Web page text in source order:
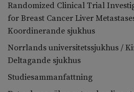
Randomized Clinical Trial
for Breast Cancer Liver
Koordinerande sjukhus
Norrlands universitetssjukhus /
Deltagande sjukhus
Studiesammanfattning